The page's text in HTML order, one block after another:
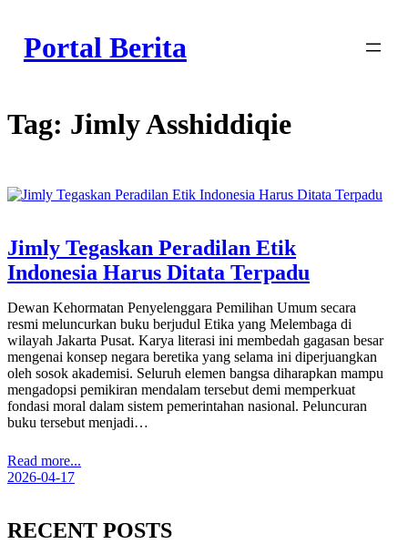
content
Portal Berita
Tag: Jimly Asshiddiqie
Jimly Tegaskan Peradilan Etik
Indonesia Harus Ditata Terpadu
Dewan Kehormatan Penyelenggara Pemilihan Umum secara
resmi meluncurkan buku berjudul Etika yang Melembaga di
wilayah Jakarta Pusat. Karya literasi ini membedah gagasan besar
mengenai konsep negara beretika yang selama ini diperjuangkan
oleh sosok akademisi. Seluruh elemen bangsa diharapkan mampu
mengadopsi pemikiran mendalam tersebut demi memperkuat
fondasi moral dalam sistem pemerintahan nasional. Peluncuran
buku tersebut menjadi…
Read more...
2026-04-17
RECENT POSTS